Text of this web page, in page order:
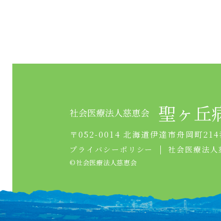
社会医療法人慈恵会 聖ヶ丘
〒052-0014 北海道伊達市舟岡町
プライバシーポリシー 社会医療法人
©︎社会医療法人慈恵会